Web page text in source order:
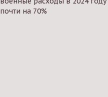
почти на 70%